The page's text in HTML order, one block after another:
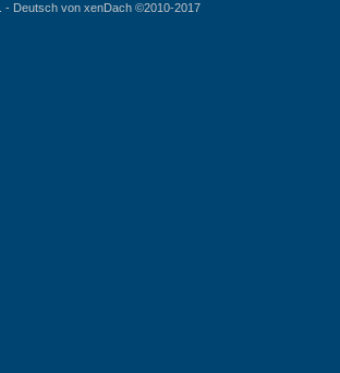
- Deutsch von xenDach©2010-2017